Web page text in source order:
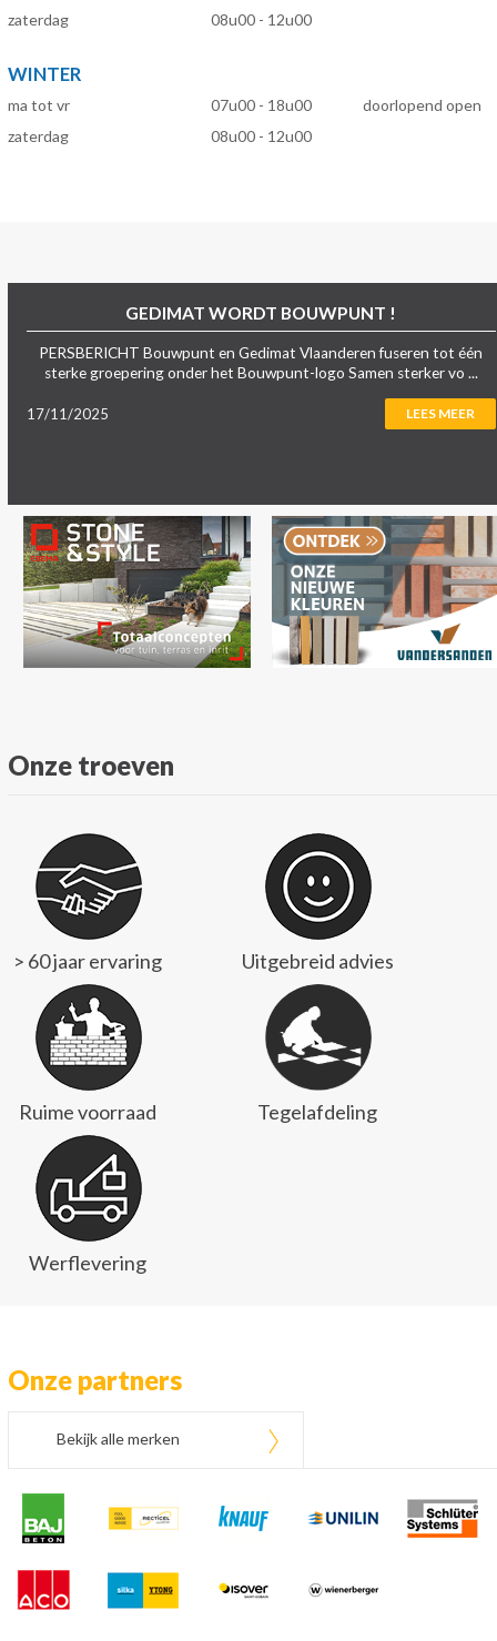
zaterdag 08u00 - 12u00
WINTER
ma tot vr 07u00 - 18u00
doorlopend open
zaterdag
08u00 - 12u00
GEDIMAT WORDT BOUWPUNT !
PERSBERICHT Bouwpunt en Gedimat Vlaanderen fuseren tot één
sterke groepering onder het Bouwpunt-logo Samen sterker vo ...
17/11/2025 LEES MEER
Onze troeven
> 60 jaar ervaring Uitgebreid advies
Ruime voorraad Tegelafdeling
Werflevering
Onze partners
Bekijk alle merken